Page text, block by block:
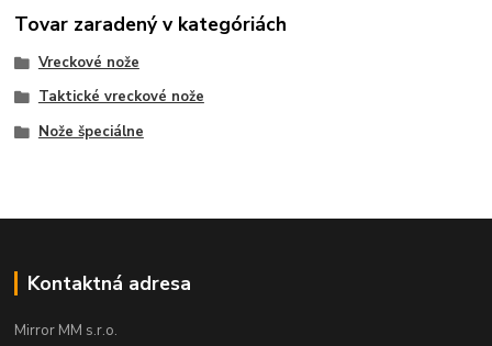
Tovar zaradený v kategóriách
Vreckové nože
Taktické vreckové nože
Nože špeciálne
Kontaktná adresa
Mirror MM s.r.o.